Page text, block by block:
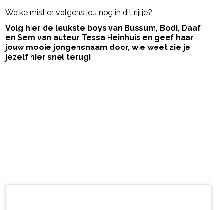
Welke mist er volgens jou nog in dit rijtje?
Volg hier de leukste boys van Bussum, Bodi, Daaf
en Sem van auteur Tessa Heinhuis en geef haar
jouw mooie jongensnaam door, wie weet zie je
jezelf hier snel terug!